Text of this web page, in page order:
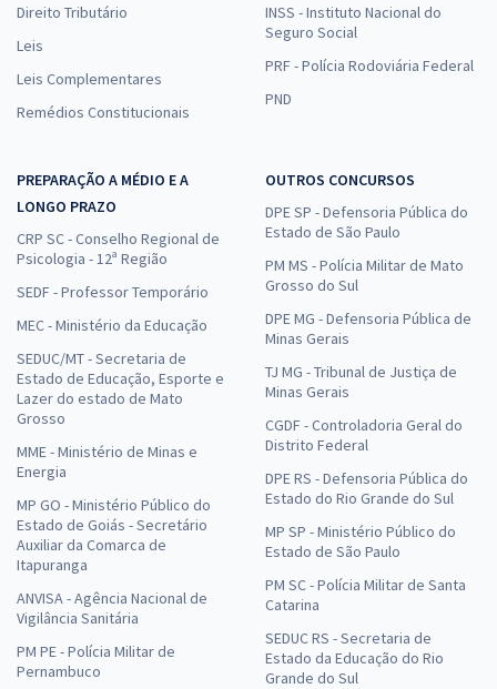
Direito Tributário
Leis
Leis Complementares
Remédios Constitucionais
INSS - Instituto Nacional do
Seguro Social
PRF - Polícia Rodoviária Federal
PND
PREPARAÇÃO A MÉDIO E A
LONGO PRAZO
CRP SC - Conselho Regional de
Psicologia - 12ª Região
SEDF - Professor Temporário
MEC - Ministério da Educação
SEDUC/MT - Secretaria de
Estado de Educação, Esporte e
Lazer do estado de Mato
Grosso
MME - Ministério de Minas e
Energia
MP GO - Ministério Público do
Estado de Goiás - Secretário
Auxiliar da Comarca de
Itapuranga
ANVISA - Agência Nacional de
Vigilância Sanitária
PM PE - Polícia Militar de
Pernambuco
OUTROS CONCURSOS
DPE SP - Defensoria Pública do
Estado de São Paulo
PM MS - Polícia Militar de Mato
Grosso do Sul
DPE MG - Defensoria Pública de
Minas Gerais
TJ MG - Tribunal de Justiça de
Minas Gerais
CGDF - Controladoria Geral do
Distrito Federal
DPE RS - Defensoria Pública do
Estado do Rio Grande do Sul
MP SP - Ministério Público do
Estado de São Paulo
PM SC - Polícia Militar de Santa
Catarina
SEDUC RS - Secretaria de
Estado da Educação do Rio
Grande do Sul